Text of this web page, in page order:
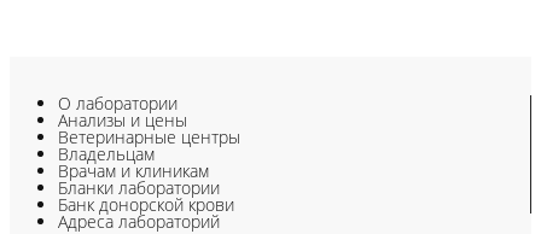
О лаборатории
Анализы и цены
Ветеринарные центры
Владельцам
Врачам и клиникам
Бланки лаборатории
Банк донорской крови
Адреса лабораторий